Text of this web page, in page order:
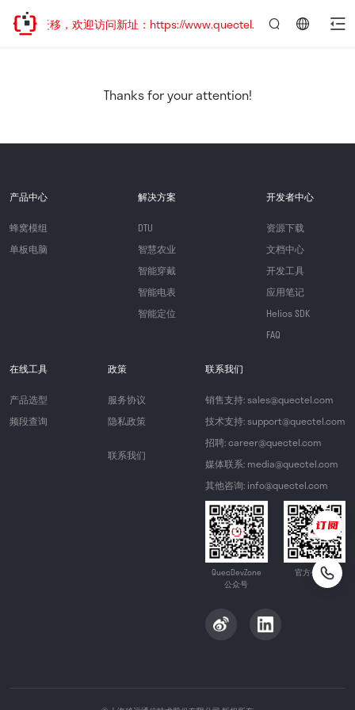
址已迁移，欢迎访问新址：https://www.quectel.com.cn
Thanks for your attention!
产品中心
蜂窝模组
单板电脑
解决方案
DTU
智慧农业
智能穿戴
智能电表
智能定位
开发者中心
资源下载
文档中心
开发工具
应用笔记
Helios SDK
FAQ
在线工具
产品选型
频段查询
政策
服务协议
隐私政策
联系我们
联系我们
销售支持: sales@quectel.com
技术支持: support@quectel.com
招聘: career@quectel.com
媒体联系: media@quectel.com
其他咨询: info@quectel.com
QuecDevZone
公众号
官方公众号